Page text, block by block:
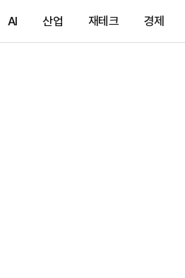
AI 산업 재테크 경제